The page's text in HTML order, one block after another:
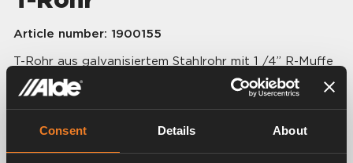
Consent Details About
Article number: 1900155
T-Rohr aus galvanisiertem Stahlrohr mit 1 /4” R-Muffe
für Entleerungshahn. Ø 22 mm.